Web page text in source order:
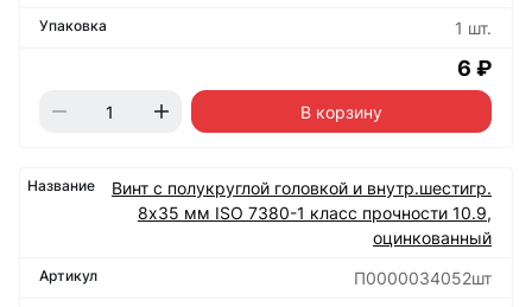
1 шт.
6 ₽
В корзину
Винт с полукруглой головкой и внутр.шестигр.
8х35 мм ISO 7380-1 класс прочности 10.9,
оцинкованный
П0000034052шт